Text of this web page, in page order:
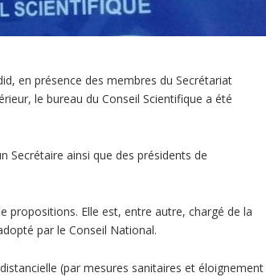
en présence des membres du Secrétariat
le bureau du Conseil Scientifique a été
Secrétaire ainsi que des présidents de
propositions. Elle est, entre autre, chargé de la
par le Conseil National.
(par mesures sanitaires et éloignement